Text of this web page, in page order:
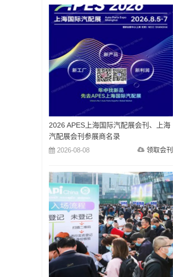
2026 APES上海国际汽配展会刊、上海
汽配展会刊参展商名录
2026-08-08 领取会刊